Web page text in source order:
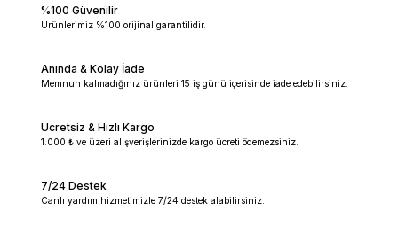
%100 Güvenilir
Ürünlerimiz %100 orijinal garantilidir.
Anında & Kolay İade
Memnun kalmadığınız ürünleri 15 iş günü içerisinde iade edebilirsiniz.
Ücretsiz & Hızlı Kargo
1.000 ₺ ve üzeri alışverişlerinizde kargo ücreti ödemezsiniz.
7/24 Destek
Canlı yardım hizmetimizle 7/24 destek alabilirsiniz.